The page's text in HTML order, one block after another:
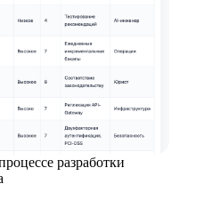
разработки